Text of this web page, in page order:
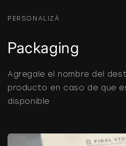
PERSONALIZÁ
Packaging
Agregale el nombre del
producto en caso de que
disponible